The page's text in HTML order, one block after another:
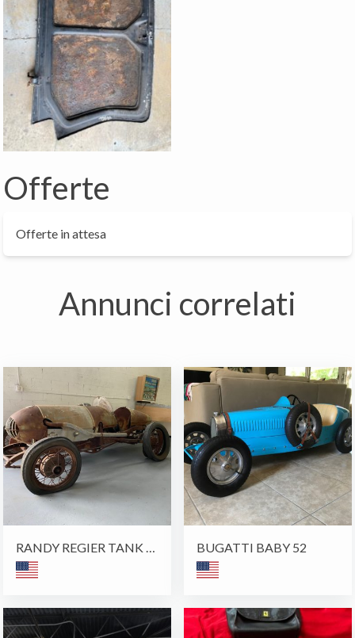
Offerte
Offerte in attesa
Annunci correlati
RANDY REGIER TANK RACER BUGATTI BABY 52